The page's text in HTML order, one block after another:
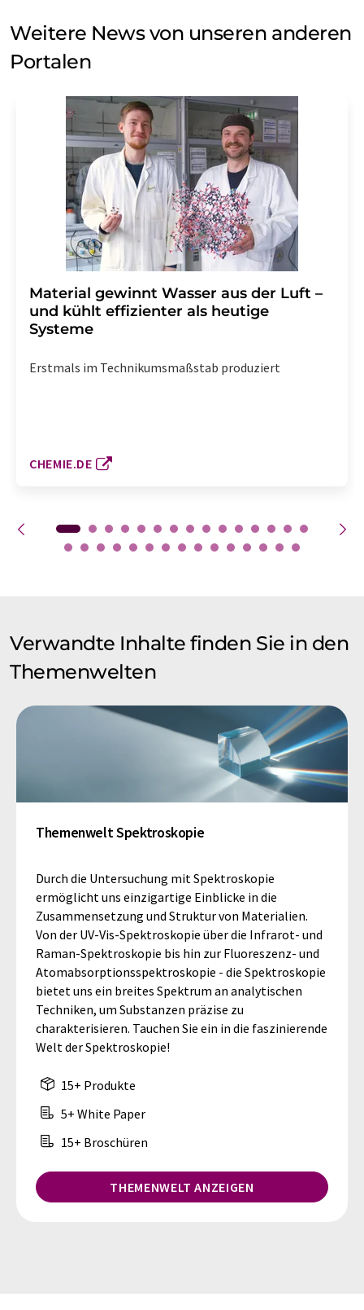
Weitere News von unseren anderen
Portalen
Material gewinnt Wasser aus der Luft –
und kühlt effizienter als heutige
Systeme
Erstmals im Technikumsmaßstab produziert
CHEMIE.DE
Verwandte Inhalte finden Sie in den
Themenwelten
Themenwelt Spektroskopie
Durch die Untersuchung mit Spektroskopie
ermöglicht uns einzigartige Einblicke in die
Zusammensetzung und Struktur von Materialien.
Von der UV-Vis-Spektroskopie über die Infrarot- und
Raman-Spektroskopie bis hin zur Fluoreszenz- und
Atomabsorptionsspektroskopie - die Spektroskopie
bietet uns ein breites Spektrum an analytischen
Techniken, um Substanzen präzise zu
charakterisieren. Tauchen Sie ein in die faszinierende
Welt der Spektroskopie!
15+ Produkte
5+ White Paper
15+ Broschüren
THEMENWELT ANZEIGEN